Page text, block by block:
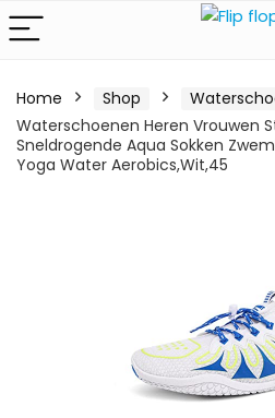
Home Shop
Waterschoenen Heren Vrouwen
Sneldrogende Aqua Sokken
Yoga Water Aerobics,Wit,45